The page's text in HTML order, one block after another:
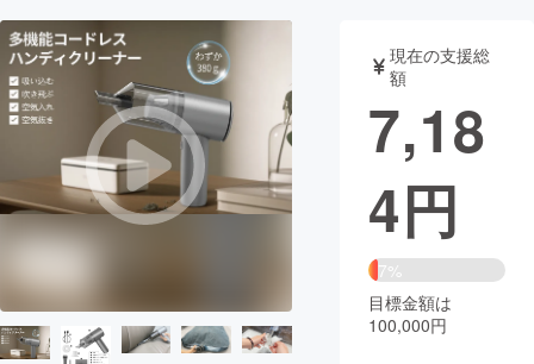
テクノロジー・ガジェット
映像・映画 書籍・雑誌
ビジネス・起業 チャレンジ
CAMPFIRE for Social Good CAMPFIRE Creation
現在の支援総
額
7,18
4円
7%
目標金額は
100,000円